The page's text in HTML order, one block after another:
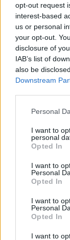
opt-out request
interest-based
us or personal
your opt-out.
disclosure of
IAB’s list of
also be
Downstream
Please note
not limited to
grant or deny
use your data
consent section.
Personal
I want to
personal
Opted In
I want to
Personal
Opted In
I want to
Personal
Opted In
I want to
promemoria
up post-
proattivo.
Workray
candidature
quando si
ricerca di
Puoi
browser. La
connetterlo
Hotmail.
aggiungerà